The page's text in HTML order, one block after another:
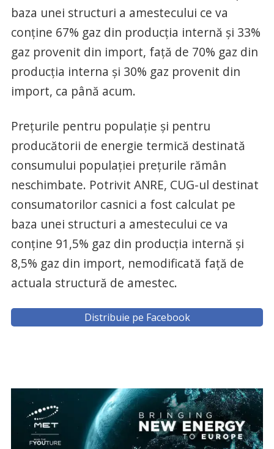
baza unei structuri a amestecului ce va
conţine 67% gaz din producţia internă şi 33%
gaz provenit din import, faţă de 70% gaz din
producţia interna şi 30% gaz provenit din
import, ca până acum.
Preţurile pentru populaţie şi pentru
producătorii de energie termică destinată
consumului populaţiei preţurile rămân
neschimbate. Potrivit ANRE, CUG-ul destinat
consumatorilor casnici a fost calculat pe
baza unei structuri a amestecului ce va
conţine 91,5% gaz din producţia internă şi
8,5% gaz din import, nemodificată faţă de
actuala structură de amestec.
Distribuie pe Facebook